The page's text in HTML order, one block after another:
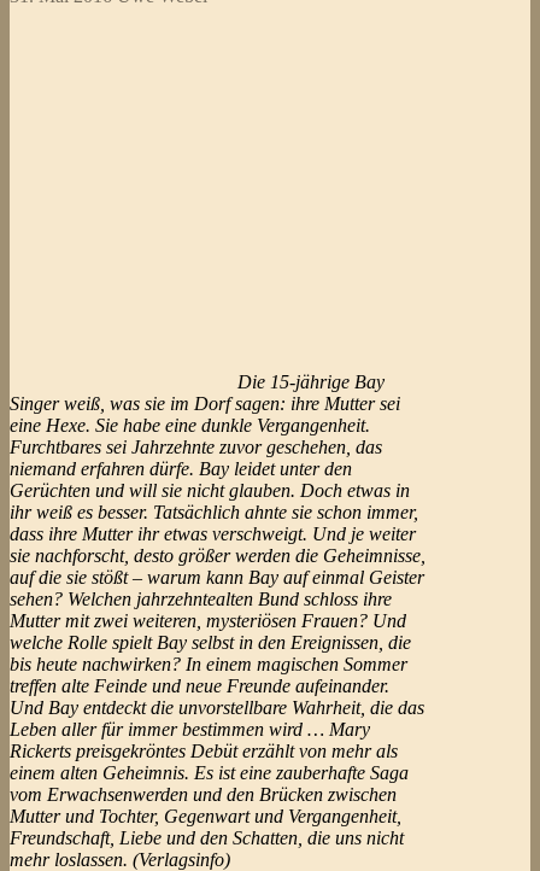
Die 15-jährige Bay
Singer weiß, was sie im Dorf sagen: ihre Mutter sei
eine Hexe. Sie habe eine dunkle Vergangenheit.
Furchtbares sei Jahrzehnte zuvor geschehen, das
niemand erfahren dürfe. Bay leidet unter den
Gerüchten und will sie nicht glauben. Doch etwas in
ihr weiß es besser. Tatsächlich ahnte sie schon immer,
dass ihre Mutter ihr etwas verschweigt. Und je weiter
sie nachforscht, desto größer werden die Geheimnisse,
auf die sie stößt – warum kann Bay auf einmal Geister
sehen? Welchen jahrzehntealten Bund schloss ihre
Mutter mit zwei weiteren, mysteriösen Frauen? Und
welche Rolle spielt Bay selbst in den Ereignissen, die
bis heute nachwirken? In einem magischen Sommer
treffen alte Feinde und neue Freunde aufeinander.
Und Bay entdeckt die unvorstellbare Wahrheit, die das
Leben aller für immer bestimmen wird … Mary
Rickerts preisgekröntes Debüt erzählt von mehr als
einem alten Geheimnis. Es ist eine zauberhafte Saga
vom Erwachsenwerden und den Brücken zwischen
Mutter und Tochter, Gegenwart und Vergangenheit,
Freundschaft, Liebe und den Schatten, die uns nicht
mehr loslassen. (Verlagsinfo)